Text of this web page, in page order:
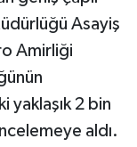
Asayiş
Amirliği
2 bin
aldı.